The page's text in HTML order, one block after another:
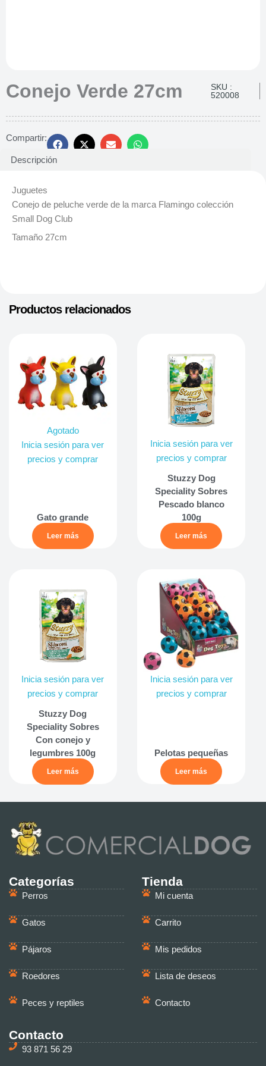
Conejo Verde 27cm
SKU :
520008
Compartir:
Descripción
Juguetes
Conejo de peluche verde de la marca Flamingo colección
Small Dog Club
Tamaño 27cm
Productos relacionados
Agotado
Inicia sesión para ver
precios y comprar
Gato grande
Leer más
Inicia sesión para ver
precios y comprar
Stuzzy Dog
Speciality Sobres
Pescado blanco
100g
Leer más
Inicia sesión para ver
precios y comprar
Stuzzy Dog
Speciality Sobres
Con conejo y
legumbres 100g
Leer más
Inicia sesión para ver
precios y comprar
Pelotas pequeñas
Leer más
Categorías
Perros
Gatos
Pájaros
Roedores
Peces y reptiles
Tienda
Mi cuenta
Carrito
Mis pedidos
Lista de deseos
Contacto
Contacto
93 871 56 29